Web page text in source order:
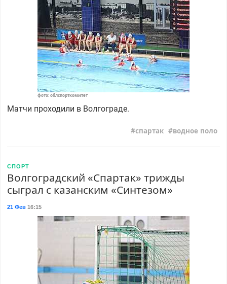
фото: облспорткомитет
Матчи проходили в Волгограде.
спартак водное поло
СПОРТ
Волгоградский «Спартак» трижды
сыграл с казанским «Синтезом»
21 Фев16:15